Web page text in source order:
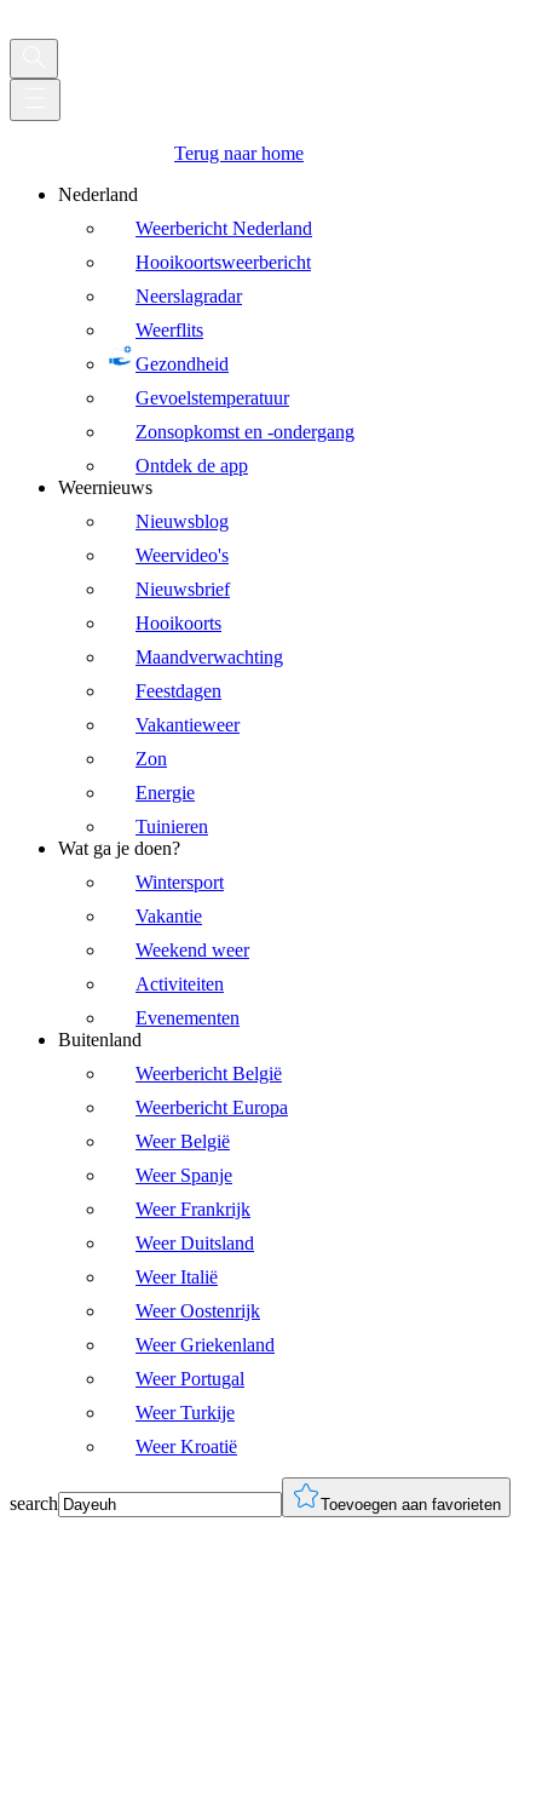
Terug naar home
Nederland
Weerbericht Nederland
Hooikoortsweerbericht
Neerslagradar
Weerflits
Gezondheid
Gevoelstemperatuur
Zonsopkomst en -ondergang
Ontdek de app
Weernieuws
Nieuwsblog
Weervideo's
Nieuwsbrief
Hooikoorts
Maandverwachting
Feestdagen
Vakantieweer
Zon
Energie
Tuinieren
Wat ga je doen?
Wintersport
Vakantie
Weekend weer
Activiteiten
Evenementen
Buitenland
Weerbericht België
Weerbericht Europa
Weer België
Weer Spanje
Weer Frankrijk
Weer Duitsland
Weer Italië
Weer Oostenrijk
Weer Griekenland
Weer Portugal
Weer Turkije
Weer Kroatië
search Toevoegen aan favorieten